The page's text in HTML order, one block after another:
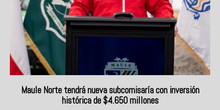
Maule Norte tendrá nueva subcomisaría con inversión
histórica de $4.650 millones